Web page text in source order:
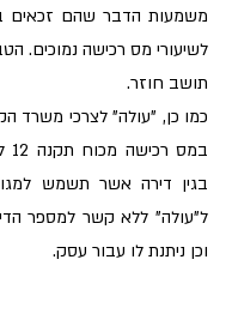
משמעות הדבר שהם זכאים
לשיעורי מס רכישה נמוכים.
תושב חוזר.
כמו כן, "עולה" לצרכי משרד
בגין דירה אשר תשמש
ל"עולה" ללא קשר למספר
וכן ניתנת לו עבור עסק.